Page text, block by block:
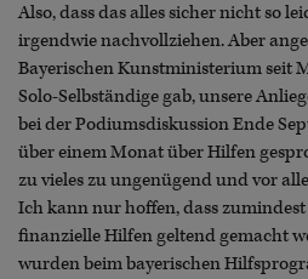
Also, dass das alles sicher nicht so
irgendwie nachvollziehen. Aber
Bayerischen Kunstministerium seit
Solo-Selbständige gab, unsere
bei der Podiumsdiskussion Ende
über einem Monat über Hilfen
zu vieles zu ungenügend und vor
Ich kann nur hoffen, dass
finanzielle Hilfen geltend gemacht
wurden beim bayerischen